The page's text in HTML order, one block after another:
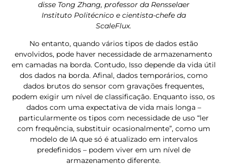
disse Tong Zhang, professor da Rensselaer
Instituto Politécnico e cientista-chefe da
ScaleFlux.
No entanto, quando vários tipos de dados estão
envolvidos, pode haver necessidade de armazenamento
em camadas na borda. Contudo, Isso depende da vida útil
dos dados na borda. Afinal, dados temporários, como
dados brutos do sensor com gravações frequentes,
podem exigir um nível de classificação. Enquanto isso, os
dados com uma expectativa de vida mais longa –
particularmente os tipos com necessidade de uso “ler
com frequência, substituir ocasionalmente”, como um
modelo de IA que só é atualizado em intervalos
predefinidos – podem viver em um nível de
armazenamento diferente.